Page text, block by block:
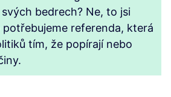
bedrech? Ne, to jsi
potřebujeme referenda, která
tím, že popírají nebo